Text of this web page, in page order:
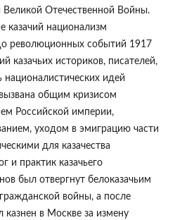
Отечественной Войны.
казачий национализм
революционных событий 1917
казачьих историков, писателей,
националистических идей
общим кризисом
Российской империи,
уходом в эмиграцию части
для казачества
и практик казачьего
был отвергнут белоказачьим
войны, а после
в Москве за измену